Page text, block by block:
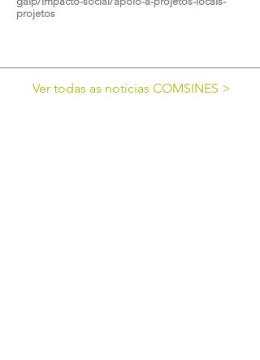
projetos
Ver todas as notícias COMSINES >